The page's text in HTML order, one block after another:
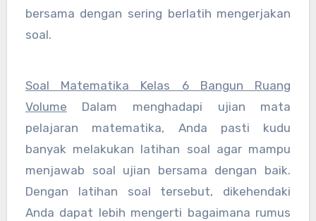
bersama dengan sering berlatih mengerjakan
soal.
Soal Matematika Kelas 6 Bangun Ruang
Volume Dalam menghadapi ujian mata
pelajaran matematika, Anda pasti kudu
banyak melakukan latihan soal agar mampu
menjawab soal ujian bersama dengan baik.
Dengan latihan soal tersebut, dikehendaki
Anda dapat lebih mengerti bagaimana rumus